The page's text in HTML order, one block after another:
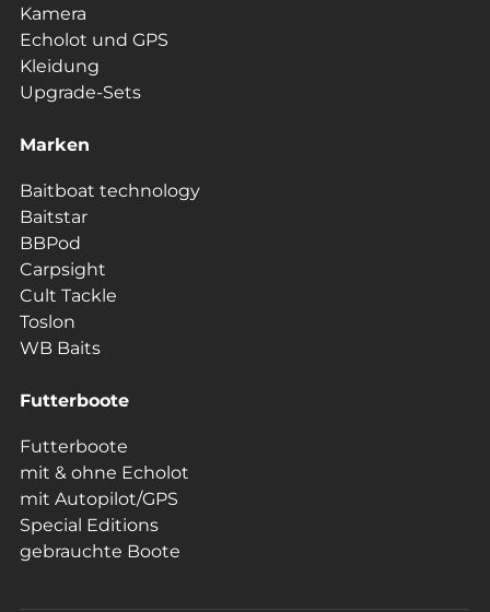
Kamera
Echolot und GPS
Kleidung
Upgrade-Sets
Marken
Baitboat technology
Baitstar
BBPod
Carpsight
Cult Tackle
Toslon
WB Baits
Futterboote
Futterboote
mit & ohne Echolot
mit Autopilot/GPS
Special Editions
gebrauchte Boote